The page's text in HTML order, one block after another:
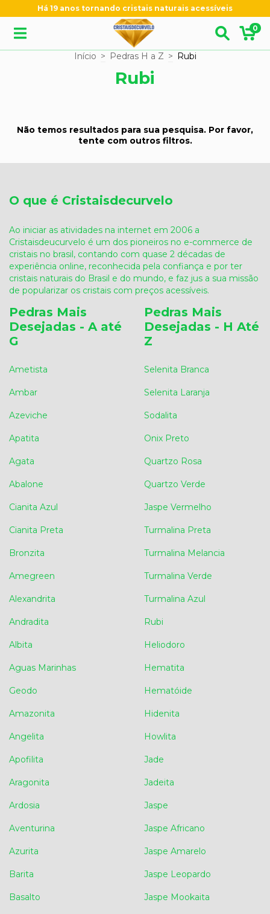
Há 19 anos tornando cristais naturais acessíveis
0
Início > Pedras H a Z > Rubi
Rubi
Não temos resultados para sua pesquisa. Por favor,
tente com outros filtros.
O que é Cristaisdecurvelo
Ao iniciar as atividades na internet em 2006 a
Cristaisdeucurvelo é um dos pioneiros no e-commerce de
cristais no brasil, contando com quase 2 décadas de
experiência online, reconhecida pela confiança e por ter
cristais naturais do Brasil e do mundo, e faz jus a sua missão
de popularizar os cristais com preços acessíveis.
Pedras Mais
Desejadas - A até
G
Ametista
Ambar
Azeviche
Apatita
Agata
Abalone
Cianita Azul
Cianita Preta
Bronzita
Amegreen
Alexandrita
Andradita
Albita
Aguas Marinhas
Geodo
Amazonita
Angelita
Apofilita
Aragonita
Ardosia
Aventurina
Azurita
Barita
Basalto
Pedras Mais
Desejadas - H Até
Z
Selenita Branca
Selenita Laranja
Sodalita
Onix Preto
Quartzo Rosa
Quartzo Verde
Jaspe Vermelho
Turmalina Preta
Turmalina Melancia
Turmalina Verde
Turmalina Azul
Rubi
Heliodoro
Hematita
Hematóide
Hidenita
Howlita
Jade
Jadeita
Jaspe
Jaspe Africano
Jaspe Amarelo
Jaspe Leopardo
Jaspe Mookaita